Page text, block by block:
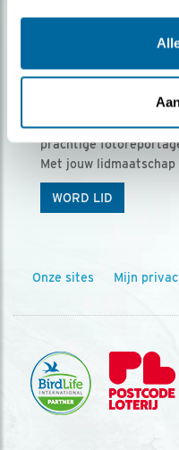
Ontvang 5 x
Vogels is het
prachtige
Met jouw
WORD LID
Onze sites Mijn